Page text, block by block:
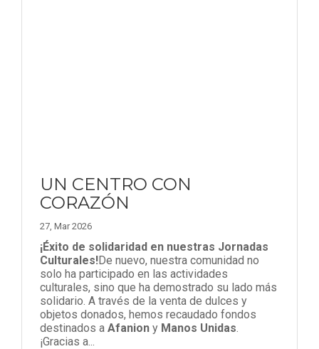
UN CENTRO CON
CORAZÓN
27, Mar 2026
¡Éxito de solidaridad en nuestras Jornadas
Culturales!De nuevo, nuestra comunidad no
solo ha participado en las actividades
culturales, sino que ha demostrado su lado más
solidario. A través de la venta de dulces y
objetos donados, hemos recaudado fondos
destinados a Afanion y Manos Unidas.
¡Gracias a...